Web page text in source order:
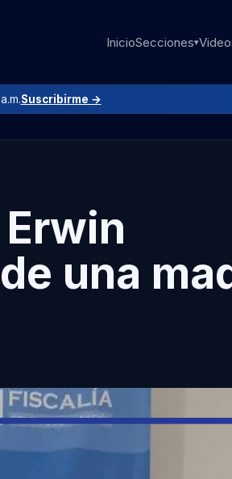
InicioSecciones▾
Suscribirme →
una